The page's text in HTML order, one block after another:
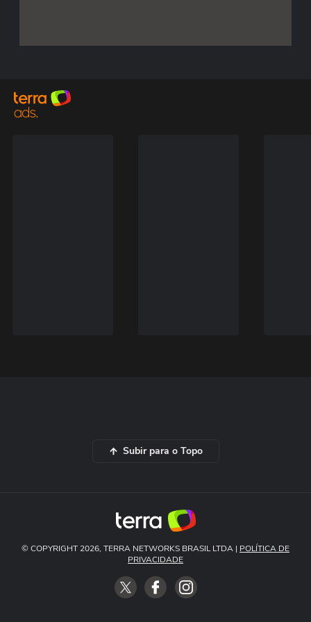
Subir para o Topo
© COPYRIGHT 2026, TERRA NETWORKS BRASIL LTDA | POLÍTICA DE
PRIVACIDADE